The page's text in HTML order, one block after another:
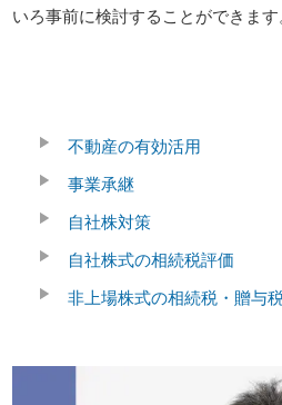
いろ事前に検討することができます
不動産の有効活用
事業承継
自社株対策
自社株式の相続税評価
非上場株式の相続税・贈与